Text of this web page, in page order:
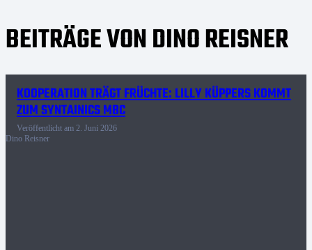
BEITRÄGE VON DINO REISNER
KOOPERATION TRÄGT FRÜCHTE: LILLY KÜPPERS KOMMT
ZUM SYNTAINICS MBC
Veröffentlicht am 2. Juni 2026
Dino Reisner